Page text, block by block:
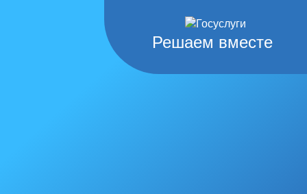
Решаем вместе